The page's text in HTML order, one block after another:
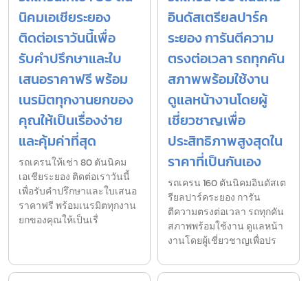
นิคมเอเชียระยอง
ติดต่อเราวันนี้เพื่อ
รับคำปรึกษาและใบ
เสนอราคาฟรี พร้อม
เนรมิตทุกงานยกของ
คุณให้เป็นเรื่องง่าย
และคุ้มค่าที่สุด
รถเครนให้เช่า 80 ตันนิคม
เอเชียระยอง ติดต่อเราวันนี้
เพื่อรับคำปรึกษาและใบเสนอ
ราคาฟรี พร้อมเนรมิตทุกงาน
ยกของคุณให้เป็นเรื่
อินดัสเตรียลปาร์ค
ระยอง การันตีความ
ตรงต่อเวลา รถทุกคัน
สภาพพร้อมใช้งาน
ดูแลหน้างานโดยผู้
เชี่ยวชาญเพื่อ
ประสิทธิภาพสูงสุดใน
ราคาที่เป็นกันเอง
รถเครน 160 ตันนิคมอินดัสเต
รียลปาร์คระยอง การัน
ตีความตรงต่อเวลา รถทุกคัน
สภาพพร้อมใช้งาน ดูแลหน้า
งานโดยผู้เชี่ยวชาญเพื่อปร